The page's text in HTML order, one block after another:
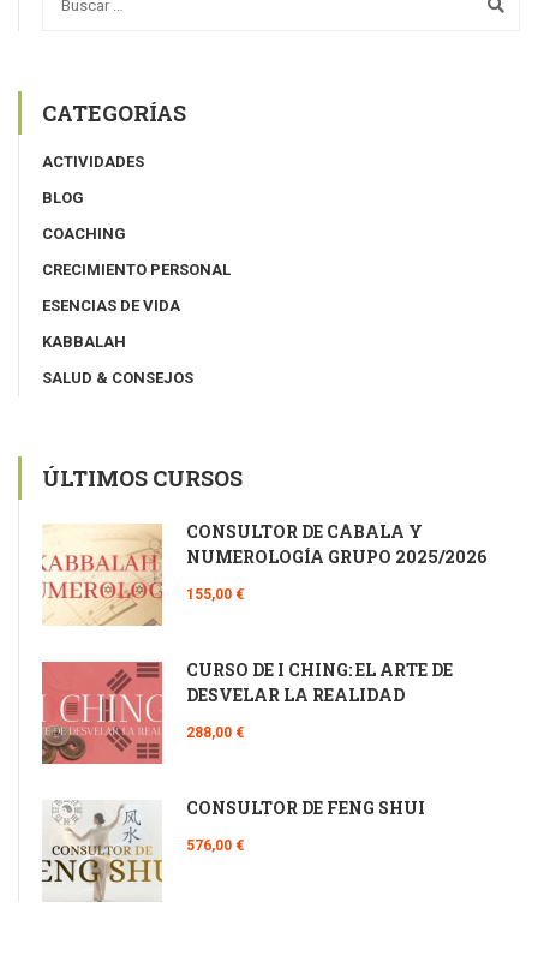
CATEGORÍAS
ACTIVIDADES
BLOG
COACHING
CRECIMIENTO PERSONAL
ESENCIAS DE VIDA
KABBALAH
SALUD & CONSEJOS
ÚLTIMOS CURSOS
CONSULTOR DE CÁBALA Y
NUMEROLOGÍA GRUPO 2025/2026
155,00 €
CURSO DE I CHING: EL ARTE DE
DESVELAR LA REALIDAD
288,00 €
CONSULTOR DE FENG SHUI
576,00 €